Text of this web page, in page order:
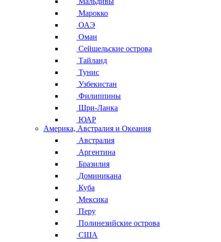
Марокко
ОАЭ
Оман
Сейшельские острова
Тайланд
Тунис
Узбекистан
Филиппины
Шри-Ланка
ЮАР
Америка, Австралия и Океания
Австралия
Аргентина
Бразилия
Доминикана
Куба
Мексика
Перу
Полинезийские острова
США